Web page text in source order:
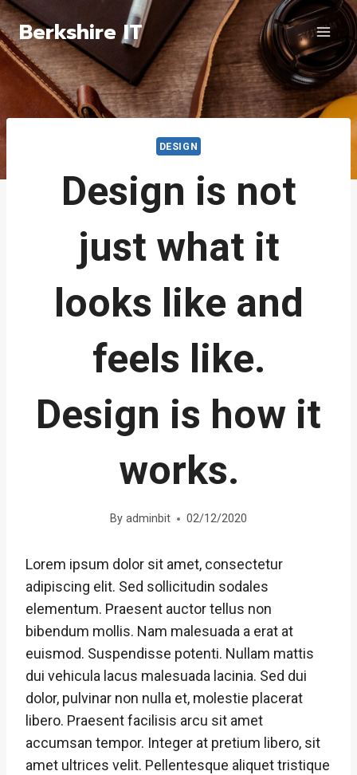
Skip
to
content
Berkshire IT
DESIGN
Design is not
just what it
looks like and
feels like.
Design is how it
works.
By adminbit 02/12/2020
Lorem ipsum dolor sit amet, consectetur
adipiscing elit. Sed sollicitudin sodales
elementum. Praesent auctor tellus non
bibendum mollis. Nam malesuada a erat at
euismod. Suspendisse potenti. Nullam mattis
dui vehicula lacus malesuada lacinia. Sed dui
dolor, pulvinar non nulla et, molestie placerat
libero. Praesent facilisis arcu sit amet
accumsan tempor. Integer at pretium libero, sit
amet ultrices velit. Pellentesque aliquet tristique